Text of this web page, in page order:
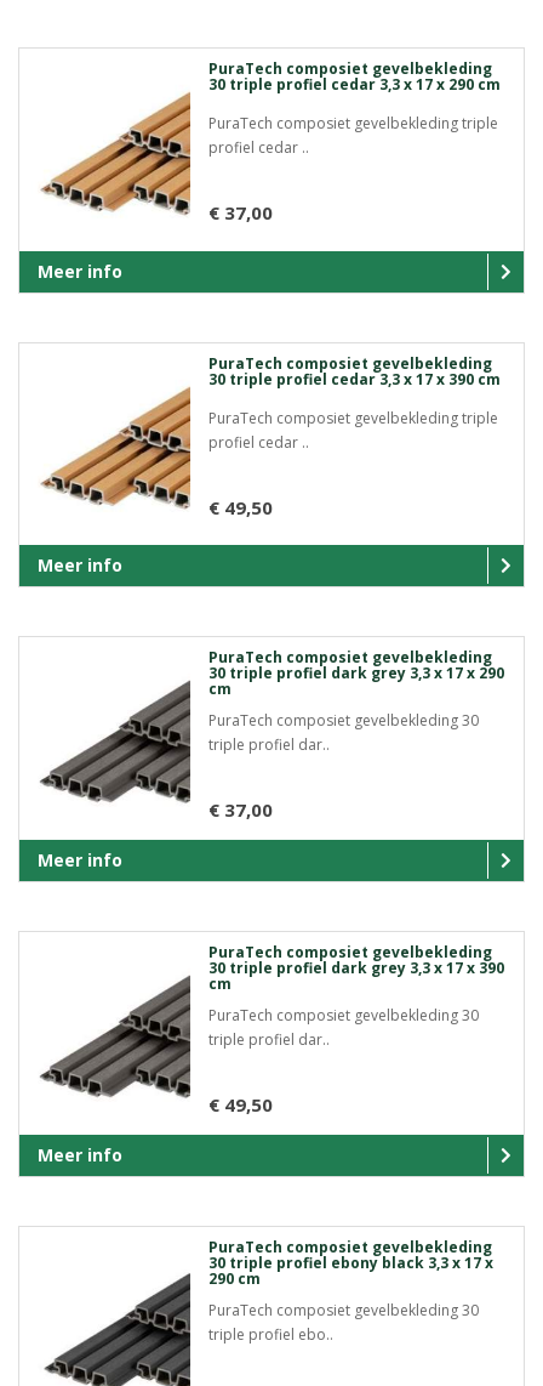
PuraTech composiet gevelbekleding
30 triple profiel cedar 3,3 x 17 x 290 cm
PuraTech composiet gevelbekleding triple
profiel cedar ..
€ 37,00
Meer info
PuraTech composiet gevelbekleding
30 triple profiel cedar 3,3 x 17 x 390 cm
PuraTech composiet gevelbekleding triple
profiel cedar ..
€ 49,50
Meer info
PuraTech composiet gevelbekleding
30 triple profiel dark grey 3,3 x 17 x 290
cm
PuraTech composiet gevelbekleding 30
triple profiel dar..
€ 37,00
Meer info
PuraTech composiet gevelbekleding
30 triple profiel dark grey 3,3 x 17 x 390
cm
PuraTech composiet gevelbekleding 30
triple profiel dar..
€ 49,50
Meer info
PuraTech composiet gevelbekleding
30 triple profiel ebony black 3,3 x 17 x
290 cm
PuraTech composiet gevelbekleding 30
triple profiel ebo..